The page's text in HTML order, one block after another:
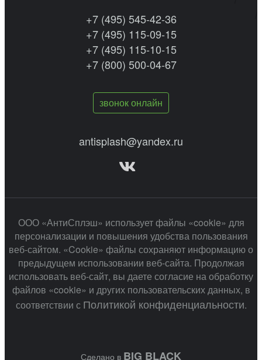
+7 (495) 545-42-36
+7 (495) 115-09-15
+7 (495) 115-10-15
+7 (800) 500-04-67
звонок онлайн
antisplash@yandex.ru
ООО «АнтиСплэш» использует файлы «cookie» для
персонализации и повышения удобства пользования
веб-сайтом. «Cookie» файлы сохраняют информацию о
предыдущем использовании веб-сайта. Продолжая
использовать веб-сайт, вы даете согласие на обработку
файлов «cookie» и других пользовательских данных, в
соответствии с Политикой конфиденциальности.
Сделано в BIG BLACK